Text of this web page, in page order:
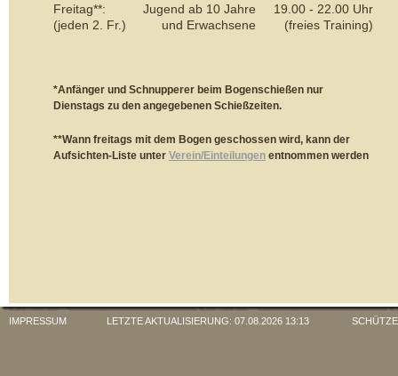
Freitag**:
(jeden 2. Fr.)
Jugend ab 10 Jahre
und Erwachsene
19.00 - 22.00 Uhr
(freies Training)
*Anfänger und Schnupperer beim Bogenschießen nur
Dienstags zu den angegebenen Schießzeiten.
**Wann freitags mit dem Bogen geschossen wird, kann der
Aufsichten-Liste unter Verein/Einteilungen entnommen werden
IMPRESSUM LETZTE AKTUALISIERUNG: 07.08.2026 13:13